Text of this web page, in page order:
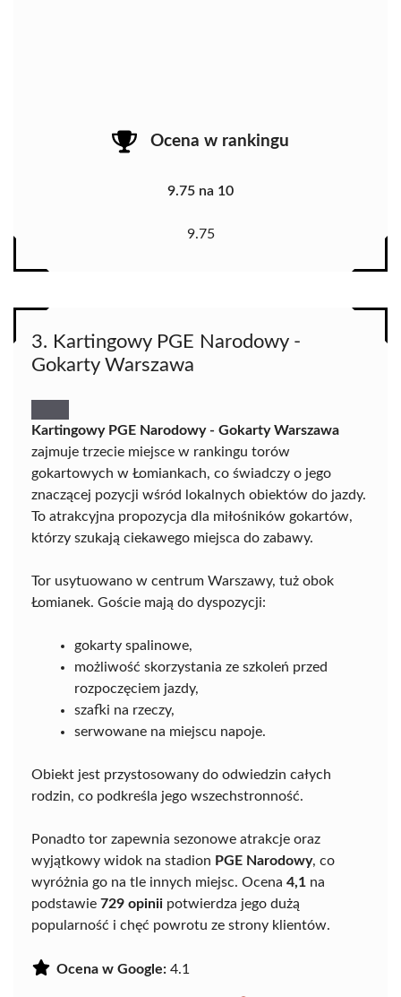
Ocena w rankingu
9.75 na 10
9.75
3. Kartingowy PGE Narodowy -
Gokarty Warszawa
Kartingowy PGE Narodowy - Gokarty Warszawa
zajmuje trzecie miejsce w rankingu torów
gokartowych w Łomiankach, co świadczy o jego
znaczącej pozycji wśród lokalnych obiektów do jazdy.
To atrakcyjna propozycja dla miłośników gokartów,
którzy szukają ciekawego miejsca do zabawy.
Tor usytuowano w centrum Warszawy, tuż obok
Łomianek. Goście mają do dyspozycji:
gokarty spalinowe,
możliwość skorzystania ze szkoleń przed
rozpoczęciem jazdy,
szafki na rzeczy,
serwowane na miejscu napoje.
Obiekt jest przystosowany do odwiedzin całych
rodzin, co podkreśla jego wszechstronność.
Ponadto tor zapewnia sezonowe atrakcje oraz
wyjątkowy widok na stadion PGE Narodowy, co
wyróżnia go na tle innych miejsc. Ocena 4,1 na
podstawie 729 opinii potwierdza jego dużą
popularność i chęć powrotu ze strony klientów.
Ocena w Google: 4.1